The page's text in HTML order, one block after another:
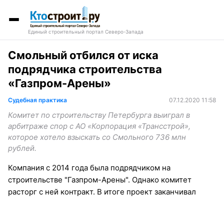
Единый строительный портал Северо-Запада
Смольный отбился от иска
подрядчика строительства
«Газпром-Арены»
Судебная практика 07.12.2020 11:58
Комитет по строительству Петербурга выиграл в
арбитраже спор с АО «Корпорация «Трансстрой»,
которое хотело взыскать со Смольного 736 млн
рублей.
Компания c 2014 года была подрядчиком на
строительстве "Газпром-Арены". Однако комитет
расторг с ней контракт. В итоге проект заканчивал